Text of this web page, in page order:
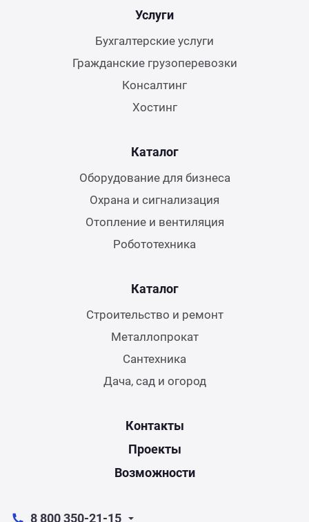
Услуги
Бухгалтерские услуги
Гражданские грузоперевозки
Консалтинг
Хостинг
Каталог
Оборудование для бизнеса
Охрана и сигнализация
Отопление и вентиляция
Робототехника
Каталог
Строительство и ремонт
Металлопрокат
Сантехника
Дача, сад и огород
Контакты
Проекты
Возможности
8 800 350-21-15